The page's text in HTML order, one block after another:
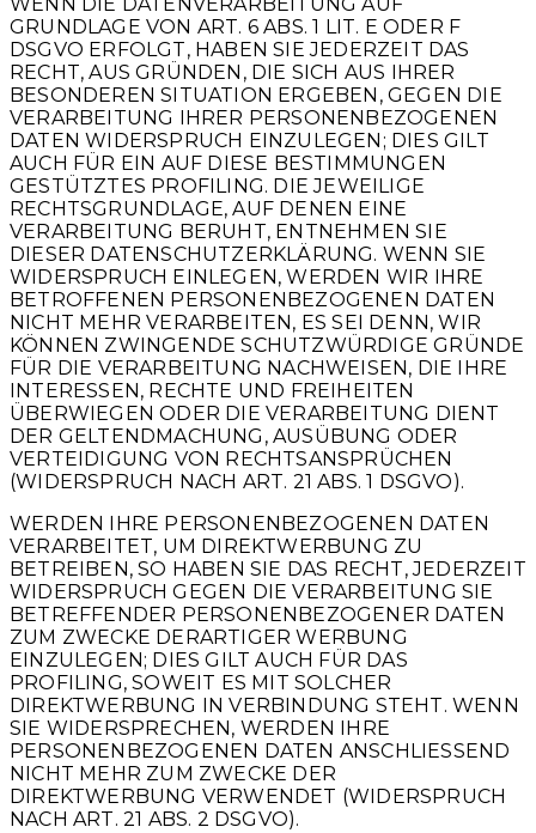
WENN DIE DATENVERARBEITUNG AUF
GRUNDLAGE VON ART. 6 ABS. 1 LIT. E ODER F
DSGVO ERFOLGT, HABEN SIE JEDERZEIT DAS
RECHT, AUS GRÜNDEN, DIE SICH AUS IHRER
BESONDEREN SITUATION ERGEBEN, GEGEN DIE
VERARBEITUNG IHRER PERSONENBEZOGENEN
DATEN WIDERSPRUCH EINZULEGEN; DIES GILT
AUCH FÜR EIN AUF DIESE BESTIMMUNGEN
GESTÜTZTES PROFILING. DIE JEWEILIGE
RECHTSGRUNDLAGE, AUF DENEN EINE
VERARBEITUNG BERUHT, ENTNEHMEN SIE
DIESER DATENSCHUTZERKLÄRUNG. WENN SIE
WIDERSPRUCH EINLEGEN, WERDEN WIR IHRE
BETROFFENEN PERSONENBEZOGENEN DATEN
NICHT MEHR VERARBEITEN, ES SEI DENN, WIR
KÖNNEN ZWINGENDE SCHUTZWÜRDIGE GRÜNDE
FÜR DIE VERARBEITUNG NACHWEISEN, DIE IHRE
INTERESSEN, RECHTE UND FREIHEITEN
ÜBERWIEGEN ODER DIE VERARBEITUNG DIENT
DER GELTENDMACHUNG, AUSÜBUNG ODER
VERTEIDIGUNG VON RECHTSANSPRÜCHEN
(WIDERSPRUCH NACH ART. 21 ABS. 1 DSGVO).
WERDEN IHRE PERSONENBEZOGENEN DATEN
VERARBEITET, UM DIREKTWERBUNG ZU
BETREIBEN, SO HABEN SIE DAS RECHT, JEDERZEIT
WIDERSPRUCH GEGEN DIE VERARBEITUNG SIE
BETREFFENDER PERSONENBEZOGENER DATEN
ZUM ZWECKE DERARTIGER WERBUNG
EINZULEGEN; DIES GILT AUCH FÜR DAS
PROFILING, SOWEIT ES MIT SOLCHER
DIREKTWERBUNG IN VERBINDUNG STEHT. WENN
SIE WIDERSPRECHEN, WERDEN IHRE
PERSONENBEZOGENEN DATEN ANSCHLIESSEND
NICHT MEHR ZUM ZWECKE DER
DIREKTWERBUNG VERWENDET (WIDERSPRUCH
NACH ART. 21 ABS. 2 DSGVO).